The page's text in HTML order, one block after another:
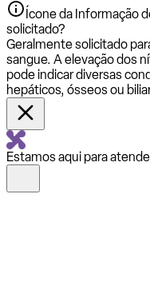
Ícone da Informação
solicitado?
Geralmente solicitado
sangue. A elevação dos
pode indicar diversas
hepáticos, ósseos ou
Estamos aqui para